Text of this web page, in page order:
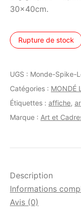
30x40cm.
Rupture de stock
UGS : Monde-Spike-
Catégories : MONDÉ
Étiquettes : affiche,
Marque : Art et
Description
Informations
Avis (0)